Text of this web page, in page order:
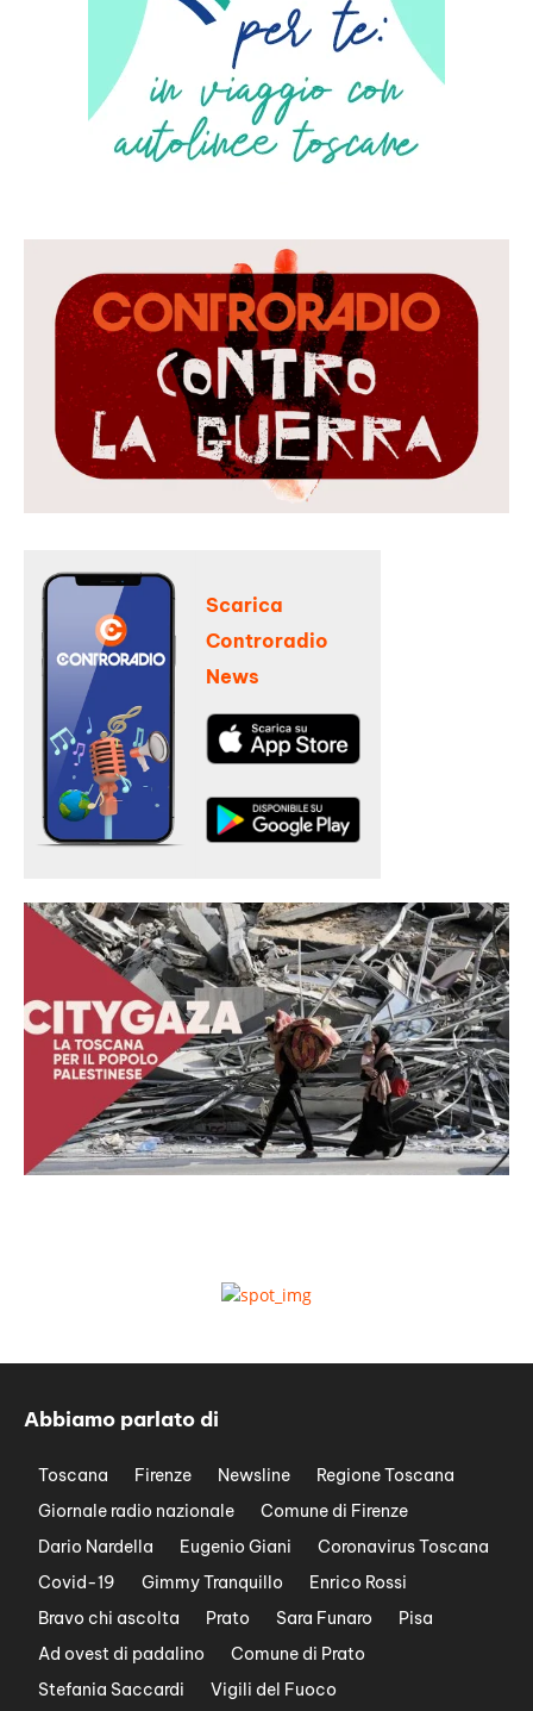
Scarica
Controradio
News
Abbiamo parlato di
Toscana Firenze Newsline
Regione Toscana
Giornale radio nazionale
Comune di Firenze
Dario Nardella
Eugenio Giani
Coronavirus Toscana
Covid-19
Gimmy Tranquillo
Enrico Rossi
Bravo chi ascolta
Prato Sara Funaro
Pisa
Ad ovest di padalino
Comune di Prato
Stefania Saccardi
Vigili del Fuoco